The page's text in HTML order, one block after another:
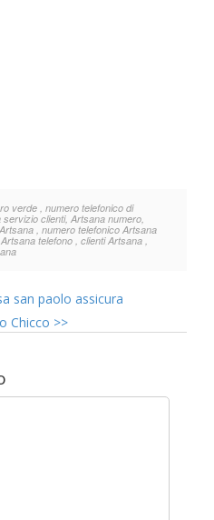
verde , numero telefonico di
clienti, Artsana numero,
, numero telefonico Artsana
telefono , clienti Artsana ,
san paolo assicura
Chicco >>